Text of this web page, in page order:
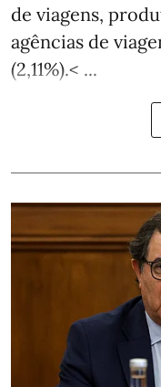
de viagens,
agências de
(2,11%).< ...